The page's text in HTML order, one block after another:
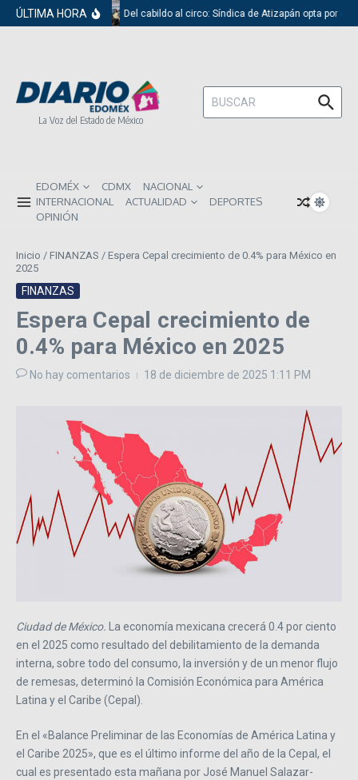
Saltar al contenido
ÚLTIMA HORA Del cabildo al circo: Síndica de Atizapán opta por el
La Voz del Estado de México
Buscar:
EDOMÉX CDMX
NACIONAL
INTERNACIONAL
ACTUALIDAD
DEPORTES
OPINIÓN
Inicio / FINANZAS / Espera Cepal crecimiento de 0.4% para México en
2025
FINANZAS
Espera Cepal crecimiento de
0.4% para México en 2025
No hay comentarios 18 de diciembre de 2025 1:11 PM
Ciudad de México.
La economía mexicana crecerá 0.4 por ciento
en el 2025 como resultado del debilitamiento de la demanda
interna, sobre todo del consumo, la inversión y de un menor flujo
de remesas, determinó la Comisión Económica para América
Latina y el Caribe (Cepal).
En el «Balance Preliminar de las Economías de América Latina y
el Caribe 2025», que es el último informe del año de la Cepal, el
cual es presentado esta mañana por José Manuel Salazar-